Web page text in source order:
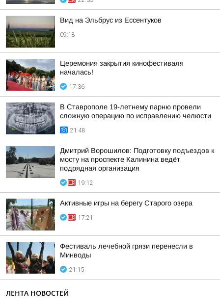
Вид на Эльбрус из Ессентуков
09:18
Церемония закрытия кинофестиваля
началась!
17:36
В Ставрополе 19-летнему парню провели
сложную операцию по исправлению челюсти
21:48
Дмитрий Ворошилов: Подготовку подъездов к
мосту на проспекте Калинина ведёт
подрядная организация
19:12
Активные игры на берегу Старого озера
17:21
Фестиваль лечебной грязи перенесли в
Минводы
21:15
ЛЕНТА НОВОСТЕЙ